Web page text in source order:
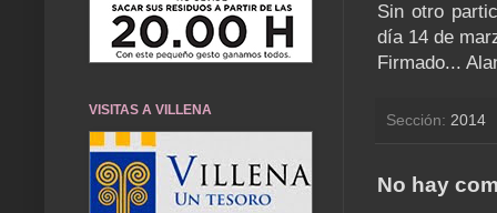
Sin otro
día 14 de
Firmado...
Sección: 2014
No hay
VISITAS A VILLENA